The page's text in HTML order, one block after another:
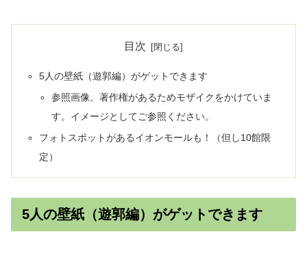
目次
5人の壁紙（遊郭編）がゲットできます
参照画像。著作権があるためモザイクをかけていま
す。イメージとしてご参照ください。
フォトスポットがあるイオンモールも！（但し10館限
定）
5人の壁紙（遊郭編）がゲットできます